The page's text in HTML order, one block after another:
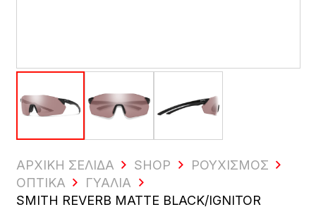
ΑΡΧΙΚΗ ΣΕΛΙΔΑ SHOP
ΡΟΥΧΙΣΜΌΣ
ΟΠΤΙΚΆ
ΓΥΑΛΙΆ
SMITH REVERB MATTE BLACK/IGNITOR